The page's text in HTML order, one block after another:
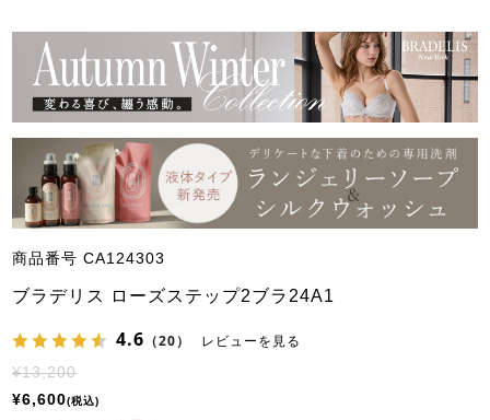
商品番号 CA124303
ブラデリス ローズステップ2ブラ24A1
4.6 （20） レビューを見る
¥13,200
¥6,600 税込